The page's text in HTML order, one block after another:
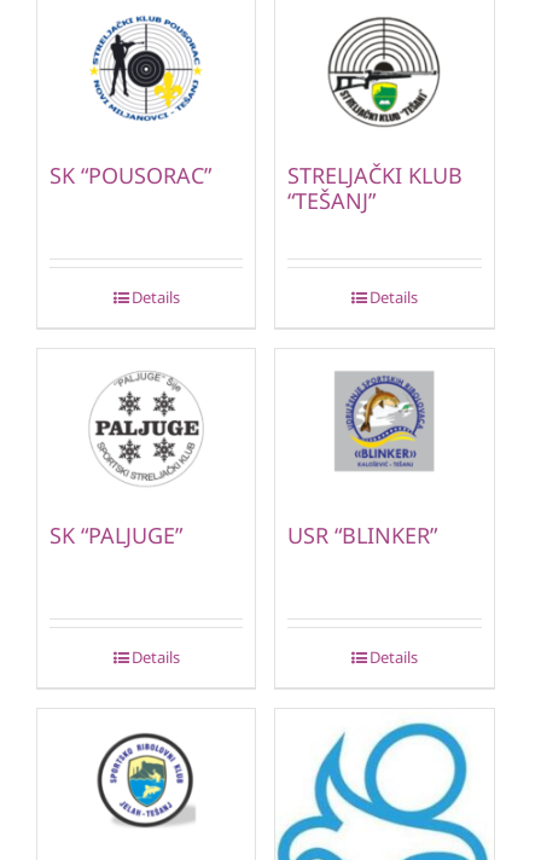
SK “POUSORAC”
Details
STRELJAČKI KLUB
“TEŠANJ”
Details
SK “PALJUGE”
Details
USR “BLINKER”
Details